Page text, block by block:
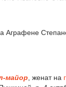
Аграфене
майор , женат на